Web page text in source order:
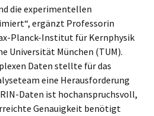
die experimentellen
ergänzt Professorin
Planck-Institut für Kernphysik
Universität München (TUM).
Daten stellte für das
eine Herausforderung
Daten ist hochanspruchsvoll,
Genauigkeit benötigt